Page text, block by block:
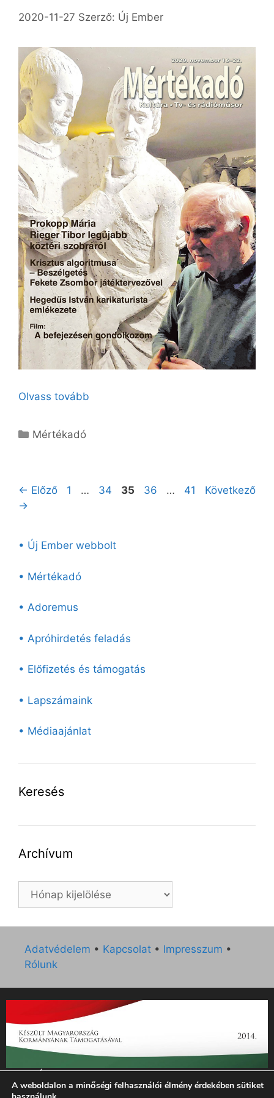
2020-11-27 Szerző: Új Ember
Olvass tovább
Kategória
Mértékadó
← Előző Oldal
1 … Oldal
34 Oldal
35 Oldal
36 … Oldal
41
Következő
→
• Új Ember webbolt
• Mértékadó
• Adoremus
• Apróhirdetés feladás
• Előfizetés és támogatás
• Lapszámaink
• Médiaajánlat
Keresés
Archívum
Archívum
Adatvédelem • Kapcsolat • Impresszum •
Rólunk
„Az Új Ember katolikus hetilap 2014. évi működésének
támogatását az EGYH-KCP-14-P-0121 sz. támogatási
A weboldalon a minőségi felhasználói élmény érdekében sütiket